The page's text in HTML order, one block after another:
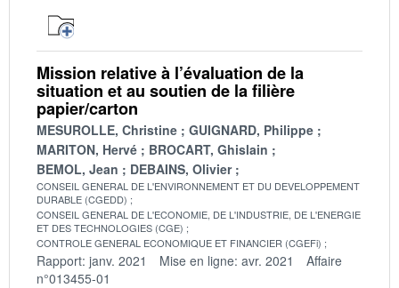
Mission relative à l’évaluation de la
situation et au soutien de la filière
papier/carton
MESUROLLE, Christine
GUIGNARD, Philippe
MARITON, Hervé
BROCART, Ghislain
BEMOL, Jean
DEBAINS, Olivier
CONSEIL GENERAL DE L'ENVIRONNEMENT ET DU DEVELOPPEMENT
DURABLE (CGEDD)
CONSEIL GENERAL DE L'ECONOMIE, DE L'INDUSTRIE, DE L'ENERGIE
ET DES TECHNOLOGIES (CGE)
CONTROLE GENERAL ECONOMIQUE ET FINANCIER (CGEFi)
Rapport: janv. 2021 Mise en ligne: avr. 2021
Affaire
n°013455-01